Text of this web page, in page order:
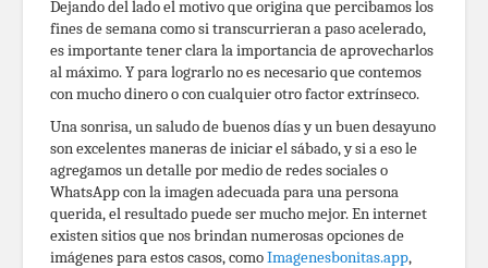
Dejando del lado el motivo que origina que percibamos los
fines de semana como si transcurrieran a paso acelerado,
es importante tener clara la importancia de aprovecharlos
al máximo. Y para lograrlo no es necesario que contemos
con mucho dinero o con cualquier otro factor extrínseco.
Una sonrisa, un saludo de buenos días y un buen desayuno
son excelentes maneras de iniciar el sábado, y si a eso le
agregamos un detalle por medio de redes sociales o
WhatsApp con la imagen adecuada para una persona
querida, el resultado puede ser mucho mejor. En internet
existen sitios que nos brindan numerosas opciones de
imágenes para estos casos, comoImagenesbonitas.app,